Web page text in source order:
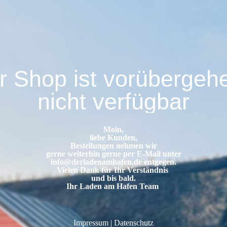
Shop ist
nicht verfügbar
Moin,
liebe Kunden,
Bestellungen nehmen wir
gerne weiterhin gerne per E-Mail unter
info@derladenamhafen.de entgegen.
Vielen Dank für Ihr Verständnis
und bis bald.
Ihr Laden am Hafen Team
Impressum | Datenschutz